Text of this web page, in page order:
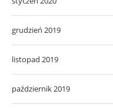
grudzień 2019
listopad 2019
październik 2019